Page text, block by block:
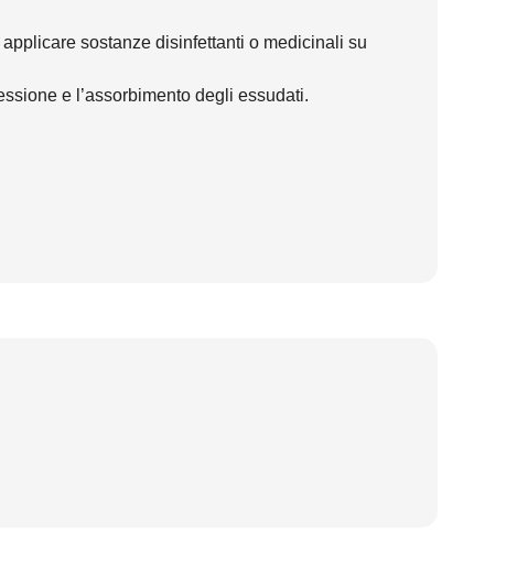
sostanze disinfettanti o medicinali su
e l’assorbimento degli essudati.